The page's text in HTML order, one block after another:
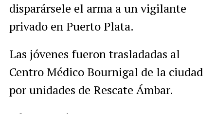
disparársele el arma a un vigilante
privado en Puerto Plata.
Las jóvenes fueron trasladadas al
Centro Médico Bournigal de la ciudad
por unidades de Rescate Ámbar.